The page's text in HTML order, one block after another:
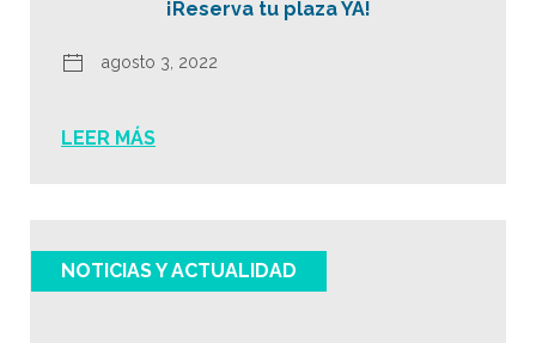
¡Reserva tu plaza YA!
agosto 3, 2022
LEER MÁS
NOTICIAS Y ACTUALIDAD